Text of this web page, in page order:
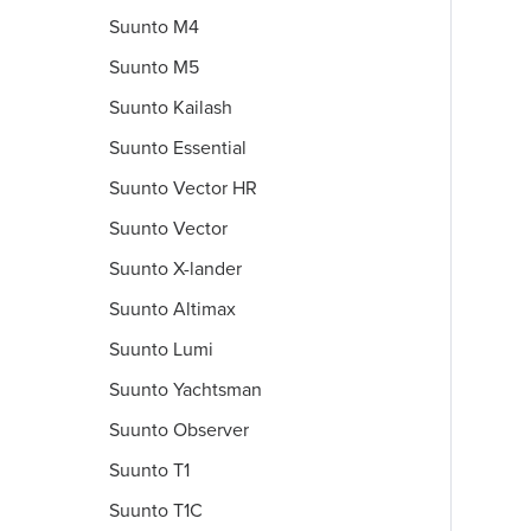
Suunto M4
Suunto M5
Suunto Kailash
Suunto Essential
Suunto Vector HR
Suunto Vector
Suunto X-lander
Suunto Altimax
Suunto Lumi
Suunto Yachtsman
Suunto Observer
Suunto T1
Suunto T1C